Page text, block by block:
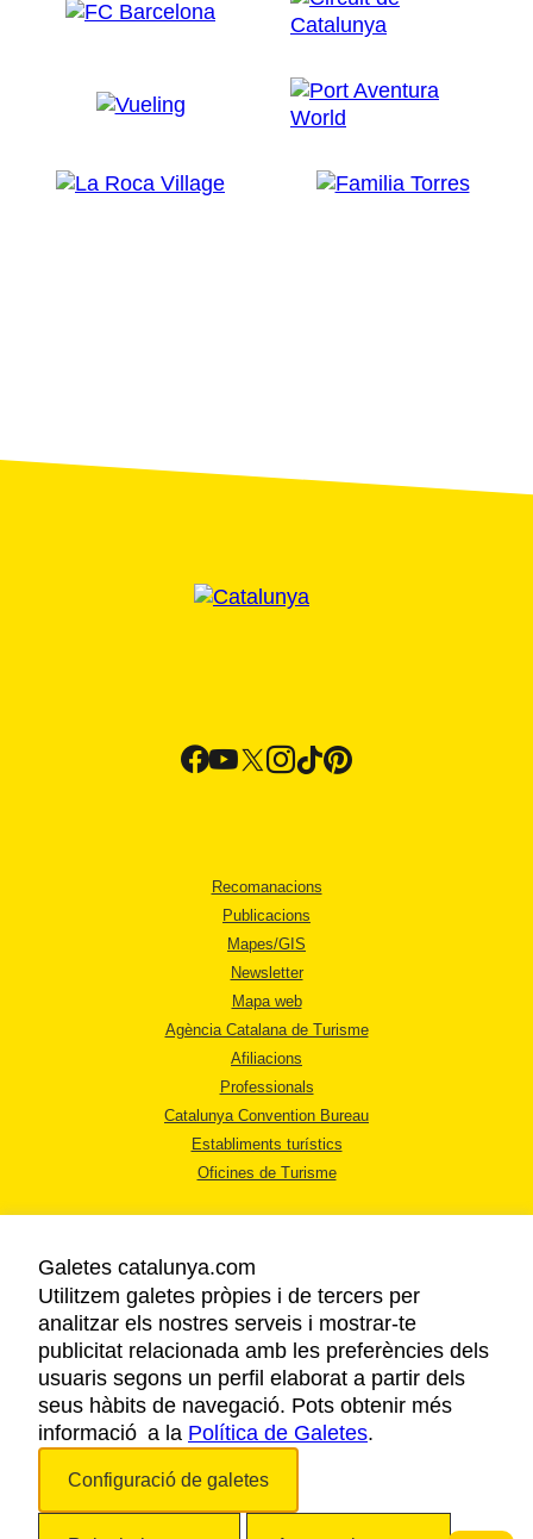
Recomanacions
Publicacions
Mapes/GIS
Newsletter
Mapa web
Agència Catalana de Turisme
Afiliacions
Professionals
Catalunya Convention Bureau
Establiments turístics
Oficines de Turisme
AVÍS LEGAL
POLÍTICA DE PRIVACITAT
COOKIES
ACCESSIBILITAT
Galetes catalunya.com
Utilitzem galetes pròpies i de tercers per
analitzar els nostres serveis i mostrar-te
publicitat relacionada amb les preferències dels
usuaris segons un perfil elaborat a partir dels
seus hàbits de navegació. Pots obtenir més
informació a la Política de Galetes.
Configuració de galetes